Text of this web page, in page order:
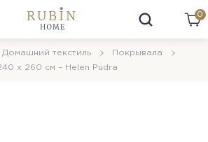
0
Домашний текстиль
Покрывала
x 260 см – Helen Pudra